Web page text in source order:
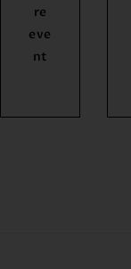
re
eve
nt